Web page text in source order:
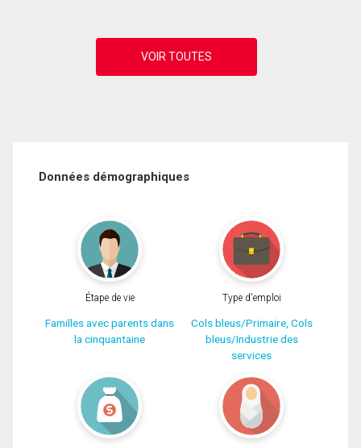
Données démographiques
Étape de vie
Familles avec parents dans
la cinquantaine
Type d'emploi
Cols bleus/Primaire, Cols
bleus/Industrie des
services